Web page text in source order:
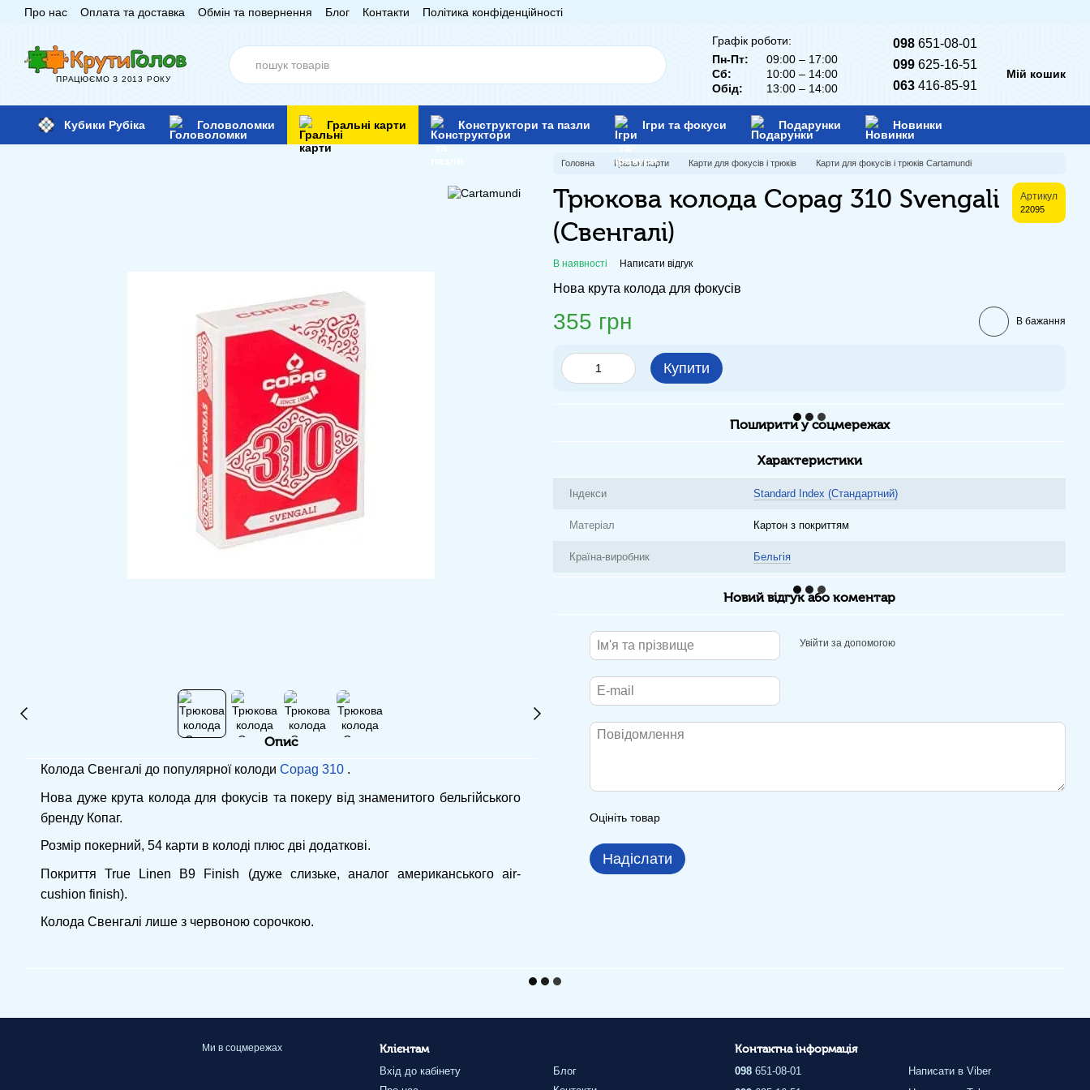
Перейти до основного контенту
Про нас Оплата та доставка Обмін та повернення Блог Контакти Політика конфіденційності
ПРАЦЮЄМО З 2013 РОКУ
Графік роботи:
Пн-Пт:
09:00 – 17:00
Сб:
10:00 – 14:00
Обід:
13:00 – 14:00
098 651-08-01
099 625-16-51
063 416-85-91
Мій кошик
Кубики Рубіка Головоломки Гральні карти Конструктори та пазли Ігри та фокуси Подарунки Новинки
Опис
Колода Свенгалі до популярної колоди Copag 310 .
Нова дуже крута колода для фокусів та покеру від знаменитого бельгійського
бренду Копаг.
Розмір покерний, 54 карти в колоді плюс дві додаткові.
Покриття True Linen B9 Finish (дуже слизьке, аналог американського air-
cushion finish).
Колода Свенгалі лише з червоною сорочкою.
Головна Гральні карти Карти для фокусів і трюків Карти для фокусів і трюків Cartamundi
Трюкова колода Copag 310 Svengali
(Свенгалі)
Артикул
22095
В наявності Написати відгук
Нова крута колода для фокусів
355 грн В бажання
Купити
Поширити у соцмережах
Характеристики
Індекси Standard Index (Стандартний)
Матеріал Картон з покриттям
Країна-виробник Бельгія
Новий відгук або коментар
Увійти за допомогою
Оцініть товар
Надіслати
Ми в соцмережах
Клієнтам
Вхід до кабінету
Блог
Контактна інформація
098 651-08-01
Написати в Viber